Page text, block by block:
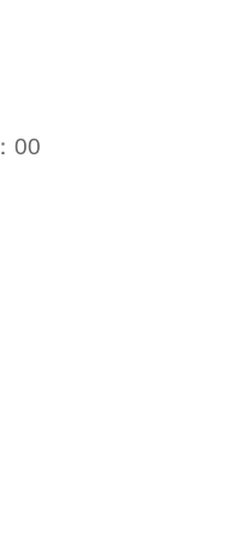
：00